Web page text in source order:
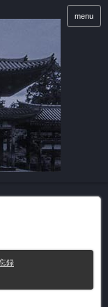
menu
録